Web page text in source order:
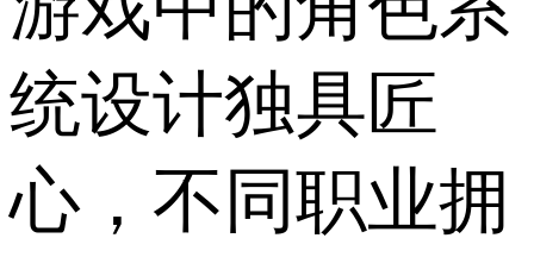
统设计独具匠
心，不同职业拥